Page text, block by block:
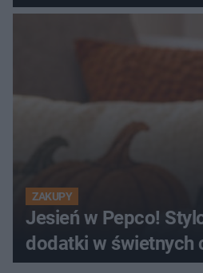
ZAKUPY
Jesień w Pepco!
dodatki w świetnych